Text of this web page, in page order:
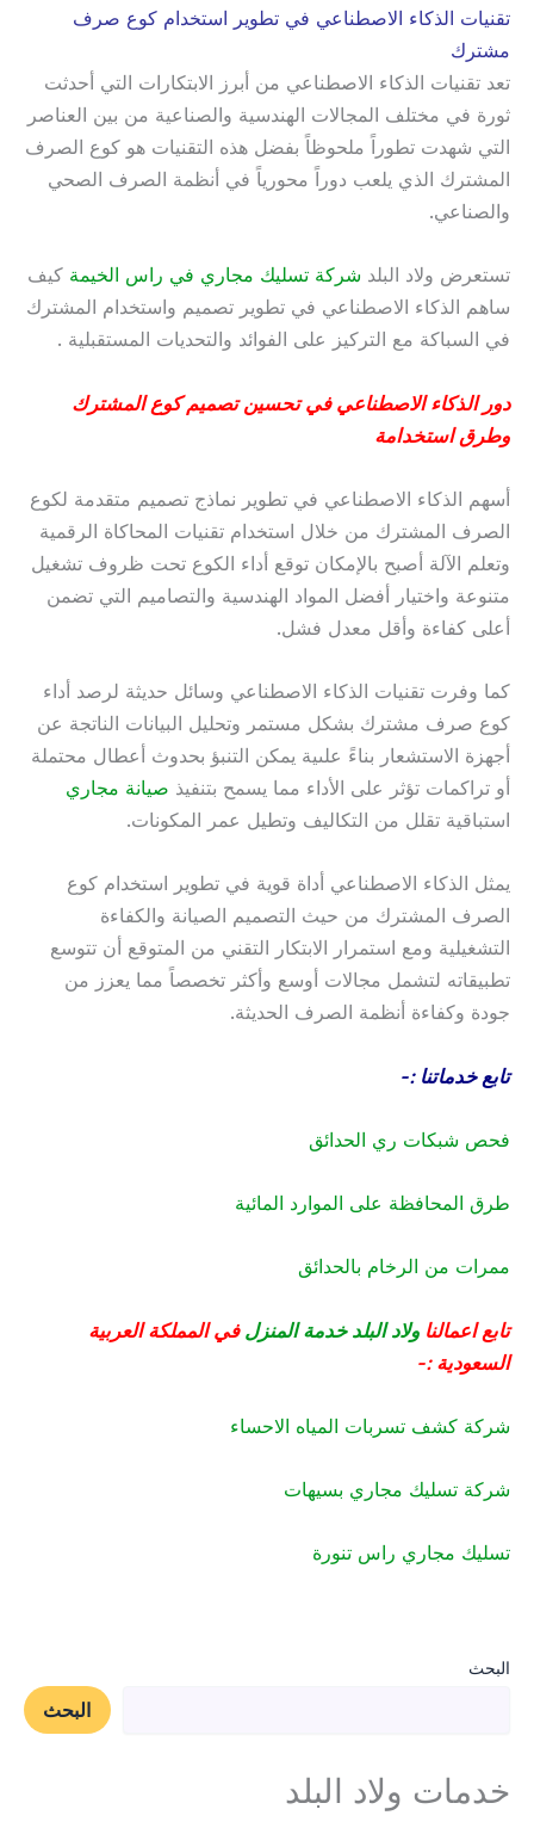
تقنيات الذكاء الاصطناعي في تطوير استخدام كوع صرف
مشترك
تعد تقنيات الذكاء الاصطناعي من أبرز الابتكارات التي أحدثت
ثورة في مختلف المجالات الهندسية والصناعية من بين العناصر
التي شهدت تطوراً ملحوظاً بفضل هذه التقنيات هو كوع الصرف
المشترك الذي يلعب دوراً محورياً في أنظمة الصرف الصحي
والصناعي.
تستعرض ولاد البلد شركة تسليك مجاري في راس الخيمة كيف
ساهم الذكاء الاصطناعي في تطوير تصميم واستخدام المشترك
في السباكة مع التركيز على الفوائد والتحديات المستقبلية .
دور الذكاء الاصطناعي في تحسين تصميم كوع المشترك
وطرق استخدامة
أسهم الذكاء الاصطناعي في تطوير نماذج تصميم متقدمة لكوع
الصرف المشترك من خلال استخدام تقنيات المحاكاة الرقمية
وتعلم الآلة أصبح بالإمكان توقع أداء الكوع تحت ظروف تشغيل
متنوعة واختيار أفضل المواد الهندسية والتصاميم التي تضمن
أعلى كفاءة وأقل معدل فشل.
كما وفرت تقنيات الذكاء الاصطناعي وسائل حديثة لرصد أداء
كوع صرف مشترك بشكل مستمر وتحليل البيانات الناتجة عن
أجهزة الاستشعار بناءً علىية يمكن التنبؤ بحدوث أعطال محتملة
أو تراكمات تؤثر على الأداء مما يسمح بتنفيذ صيانة مجاري
استباقية تقلل من التكاليف وتطيل عمر المكونات.
يمثل الذكاء الاصطناعي أداة قوية في تطوير استخدام كوع
الصرف المشترك من حيث التصميم الصيانة والكفاءة
التشغيلية ومع استمرار الابتكار التقني من المتوقع أن تتوسع
تطبيقاته لتشمل مجالات أوسع وأكثر تخصصاً مما يعزز من
جودة وكفاءة أنظمة الصرف الحديثة.
تابع خدماتنا :-
فحص شبكات ري الحدائق
طرق المحافظة على الموارد المائية
ممرات من الرخام بالحدائق
تابع اعمالنا ولاد البلد خدمة المنزل في المملكة العربية
السعودية :-
شركة كشف تسربات المياه الاحساء
شركة تسليك مجاري بسيهات
تسليك مجاري راس تنورة
البحث
البحث
خدمات ولاد البلد